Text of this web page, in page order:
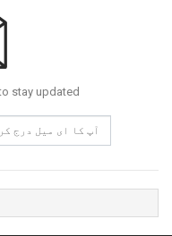
stay updated.